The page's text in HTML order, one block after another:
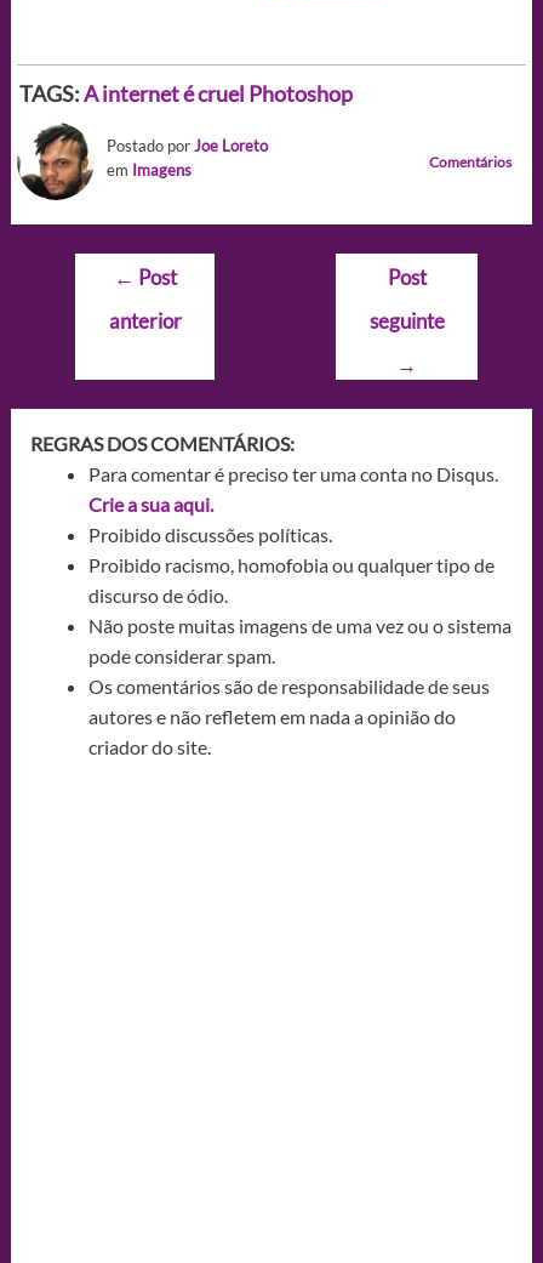
TAGS:A internet é cruel Photoshop
Postado porJoe Loreto
em Imagens Comentários
Navegação
Post
← Post
anterior
Post
seguinte
→
REGRAS DOS COMENTÁRIOS:
Para comentar é preciso ter uma conta no Disqus.
Crie a sua aqui.
Proibido discussões políticas.
Proibido racismo, homofobia ou qualquer tipo de
discurso de ódio.
Não poste muitas imagens de uma vez ou o sistema
pode considerar spam.
Os comentários são de responsabilidade de seus
autores e não refletem em nada a opinião do
criador do site.